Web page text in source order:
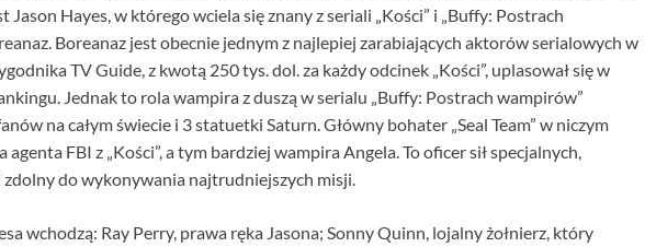
Jason Hayes, w którego wciela się znany z seriali „Kości” i „Buffy: Postrach
Boreanaz jest obecnie jednym z najlepiej zarabiających aktorów serialowych w
TV Guide, z kwotą 250 tys. dol. za każdy odcinek „Kości”, uplasował się w
Jednak to rola wampira z duszą w serialu „Buffy: Postrach wampirów”
na całym świecie i 3 statuetki Saturn. Główny bohater „Seal Team” w niczym
FBI z „Kości”, a tym bardziej wampira Angela. To oficer sił specjalnych,
do wykonywania najtrudniejszych misji.
wchodzą: Ray Perry, prawa ręka Jasona; Sonny Quinn, lojalny żołnierz, który